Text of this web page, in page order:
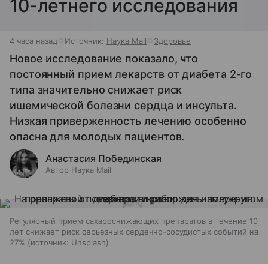
10-летнего исследования
4 часа назад Источник: Наука Mail Здоровье
Новое исследование показало, что
постоянный прием лекарств от диабета 2-го
типа значительно снижает риск
ишемической болезни сердца и инсульта.
Низкая приверженность лечению особенно
опасна для молодых пациентов.
Анастасия Побединская
Автор Наука Mail
Регулярный прием сахароснижающих препаратов в течение 10
лет снижает риск серьезных сердечно-сосудистых событий на
27%
источник: Unsplash